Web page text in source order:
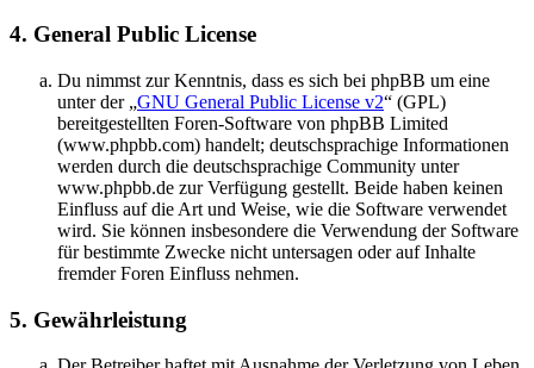
4. General Public License
Du nimmst zur Kenntnis, dass es sich bei phpBB um eine
unter der „GNU General Public License v2“ (GPL)
bereitgestellten Foren-Software von phpBB Limited
(www.phpbb.com) handelt; deutschsprachige Informationen
werden durch die deutschsprachige Community unter
www.phpbb.de zur Verfügung gestellt. Beide haben keinen
Einfluss auf die Art und Weise, wie die Software verwendet
wird. Sie können insbesondere die Verwendung der Software
für bestimmte Zwecke nicht untersagen oder auf Inhalte
fremder Foren Einfluss nehmen.
5. Gewährleistung